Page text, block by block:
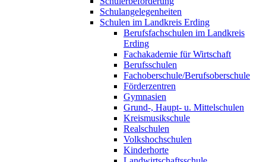
Schulangelegenheiten
Schulen im Landkreis Erding
Berufsfachschulen im Landkreis
Erding
Fachakademie für Wirtschaft
Berufsschulen
Fachoberschule/Berufsoberschule
Förderzentren
Gymnasien
Grund-, Haupt- u. Mittelschulen
Kreismusikschule
Realschulen
Volkshochschulen
Kinderhorte